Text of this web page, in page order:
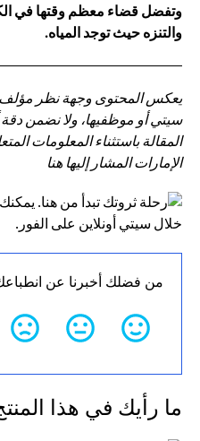
وتفضل قضاء معظم وقتها في
والتنزه حيث توجد المياه.
يعكس المحتوى وجهة نظر مؤلف
سيتي أو موظفيها، ولا نضمن دقة
المقالة باستثناء المعلومات
الإمارات المشار إليها هنا
من فضلك أخبرنا عن
ما رأيك في هذا